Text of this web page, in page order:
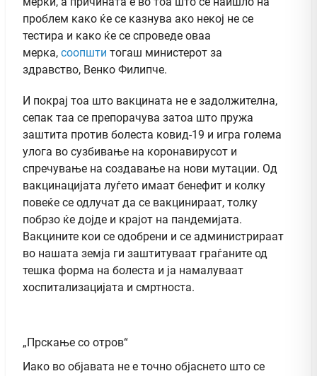
проблем како ќе се казнува ако некој не се
тестира и како ќе се спроведе оваа
мерка, соопшти тогаш министерот за
здравство, Венко Филипче.
И покрај тоа што вакцината не е задолжителна,
сепак таа се препорачува затоа што пружа
заштита против болеста ковид-19 и игра голема
улога во сузбивање на коронавирусот и
спречување на создавање на нови мутации. Од
вакцинацијата луѓето имаат бенефит и колку
повеќе се одлучат да се вакцинираат, толку
побрзо ќе дојде и крајот на пандемијата.
Вакцините кои се одобрени и се администрираат
во нашата земја ги заштитуваат граѓаните од
тешка форма на болеста и ја намалуваат
хоспитализацијата и смртноста.
„Прскање со отров“
Иако во објавата не е точно објаснето што се